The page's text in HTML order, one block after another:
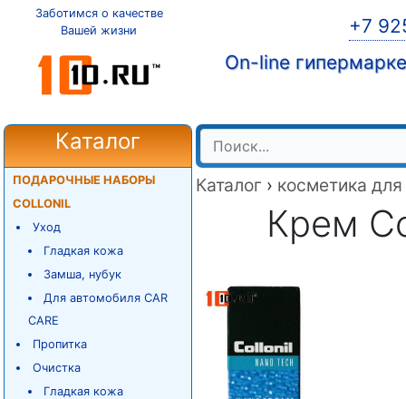
Заботимся о качестве
Вашей жизни
+7
On-line
Каталог
ПОДАРОЧНЫЕ НАБОРЫ
COLLONIL
Уход
Гладкая кожа
Замша, нубук
Для автомобиля CAR
CARE
Пропитка
Очистка
Гладкая кожа
Каталог › косметика
Крем